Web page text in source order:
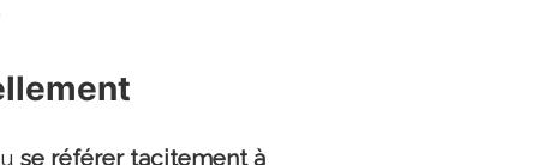
se référer tacitement à